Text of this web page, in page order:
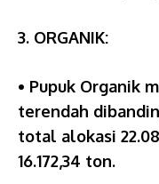
3. ORGANIK:
• Pupuk Organik
terendah
total alokasi
16.172,34 ton.